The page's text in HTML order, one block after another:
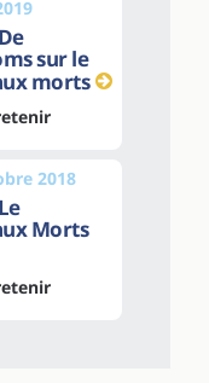
sur le
morts
2018
Morts